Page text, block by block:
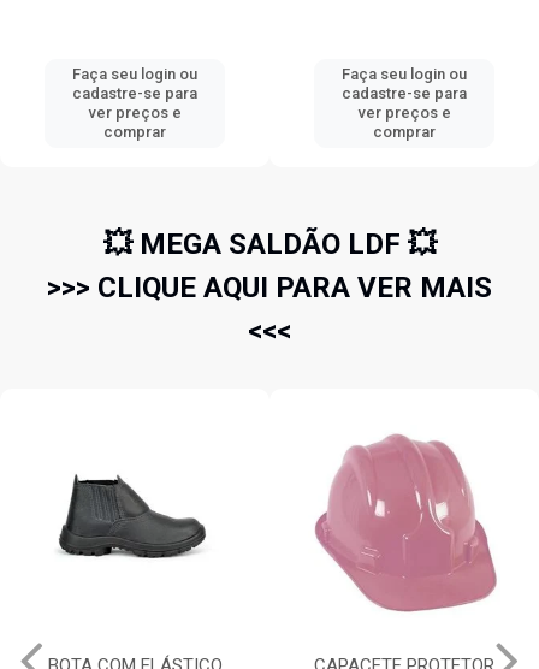
Faça seu login ou
cadastre-se para
ver preços e
comprar
Faça seu login ou
cadastre-se para
ver preços e
comprar
💥 MEGA SALDÃO LDF 💥
>>> CLIQUE AQUI PARA VER MAIS
<<<